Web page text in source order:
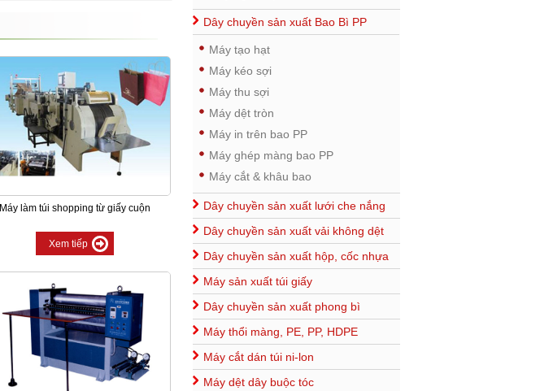
Máy làm túi shopping từ giấy cuộn
Xem tiếp
Dây chuyền sản xuất Bao Bì PP
Máy tạo hạt
Máy kéo sợi
Máy thu sợi
Máy dệt tròn
Máy in trên bao PP
Máy ghép màng bao PP
Máy cắt & khâu bao
Dây chuyền sản xuất lưới che nắng
Dây chuyền sản xuất vải không dệt
Dây chuyền sản xuất hộp, cốc nhựa
Máy sản xuất túi giấy
Dây chuyền sản xuất phong bì
Máy thổi màng, PE, PP, HDPE
Máy cắt dán túi ni-lon
Máy dệt dây buộc tóc